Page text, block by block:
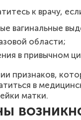
к врачу,
вагинальные
области;
в привычном
признаков,
в
матки.